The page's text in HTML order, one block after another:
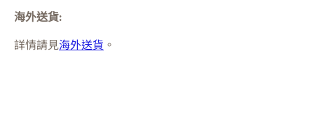
海外送貨:
詳情請見海外送貨 。